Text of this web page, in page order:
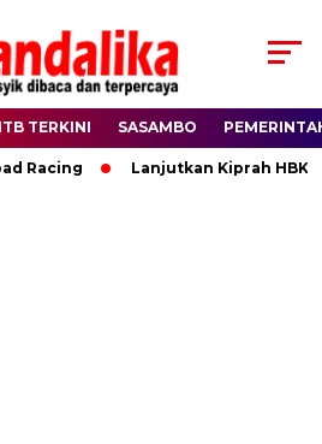
TERKINI SASAMBO
Lanjutkan Kiprah HBK,